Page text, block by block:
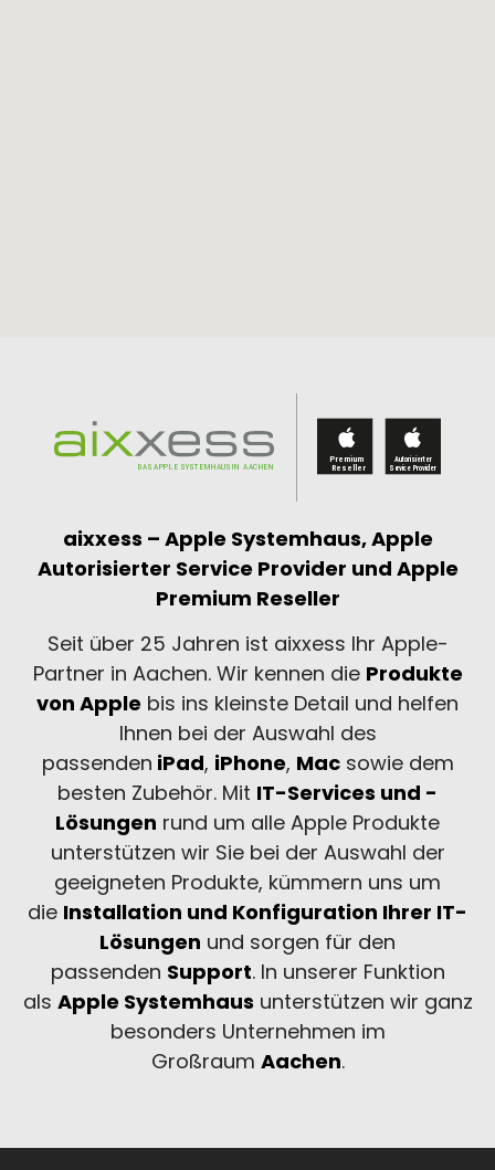
aixxess – Apple Systemhaus,Apple
Autorisierter Service Provider und Apple
Premium Reseller
Seit über 25 Jahren ist aixxess Ihr Apple-
Partner in Aachen. Wir kennen die Produkte
von Apple bis ins kleinste Detail und helfen
Ihnen bei der Auswahl des
passenden iPad, iPhone, Macsowie dem
besten Zubehör. Mit IT-Services und -
Lösungen rund um alle Apple Produkte
unterstützen wir Sie bei der Auswahl der
geeigneten Produkte, kümmern uns um
die Installation und Konfiguration Ihrer IT-
Lösungen und sorgen für den
passenden Support. In unserer Funktion
als Apple Systemhaus unterstützen wir ganz
besonders Unternehmen im
Großraum Aachen.